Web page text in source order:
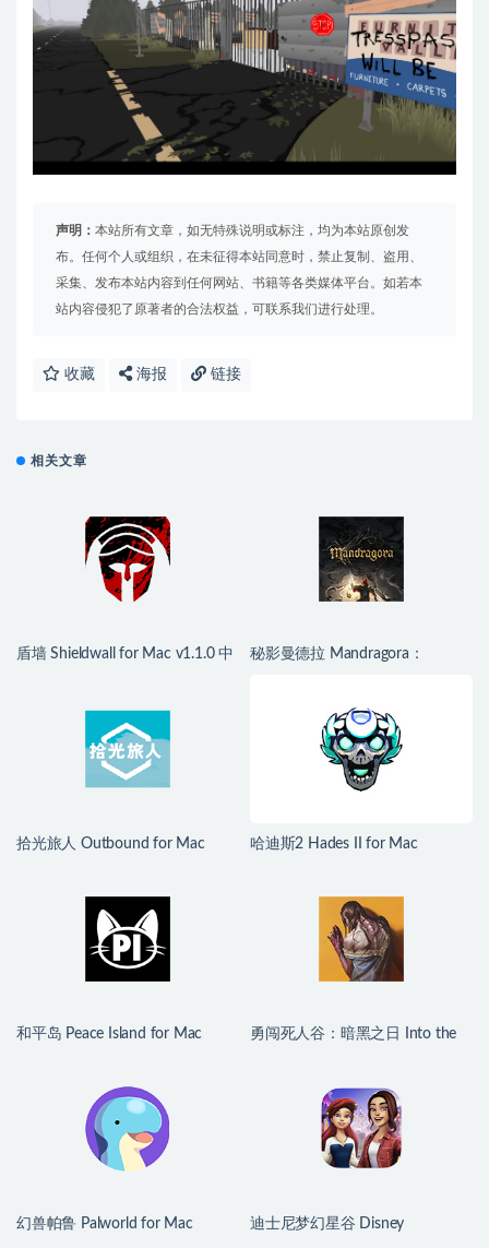
声明： 本站所有文章，如无特殊说明或标注，均为本站原创发
布。任何个人或组织，在未征得本站同意时，禁止复制、盗用、
采集、发布本站内容到任何网站、书籍等各类媒体平台。如若本
站内容侵犯了原著者的合法权益，可联系我们进行处理。
收藏 海报 链接
相关文章
盾墙 Shieldwall for Mac v1.1.0 中
秘影曼德拉 Mandragora：
拾光旅人 Outbound for Mac
哈迪斯2 Hades II for Mac
和平岛 Peace Island for Mac
勇闯死人谷：暗黑之日 Into the
幻兽帕鲁 Palworld for Mac
迪士尼梦幻星谷 Disney